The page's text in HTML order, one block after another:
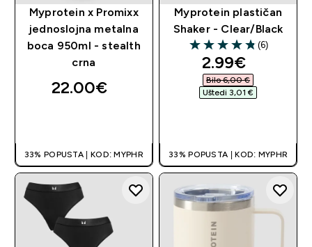
Myprotein x Promixx
jednoslojna metalna
boca 950ml - stealth
crna
22.00€‎
33% POPUSTA | KOD: MYPHR
Myprotein plastičan
Shaker - Clear/Black
4.83 out of 5 stars
(6)
discounted
2.99€‎
Bilo 6,00 €‎
Uštedi 3,01 €‎
33% POPUSTA | KOD: MYPHR